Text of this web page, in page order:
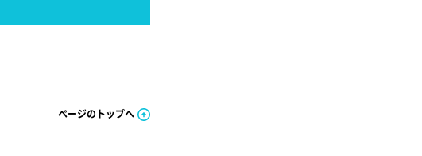
ページのトップへ